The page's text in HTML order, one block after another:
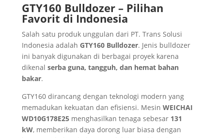
GTY160 Bulldozer – Pilihan
Favorit di Indonesia
Salah satu produk unggulan dari PT. Trans Solusi
Indonesia adalah GTY160 Bulldozer. Jenis bulldozer
ini banyak digunakan di berbagai proyek karena
dikenal serba guna, tangguh, dan hemat bahan
bakar.
GTY160 dirancang dengan teknologi modern yang
memadukan kekuatan dan efisiensi. Mesin WEICHAI
WD10G178E25menghasilkan tenaga sebesar 131
kW, memberikan daya dorong luar biasa dengan